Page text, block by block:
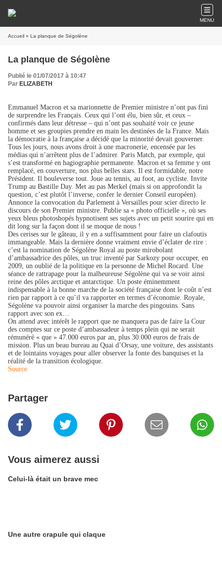
MENU
Accueil » La planque de Ségolène
La planque de Ségolène
Publié le 01/07/2017 à 10:47
Par ELIZABETH
Emmanuel Macron et sa marionnette de Premier ministre n’ont pas fini
de surprendre les Français. Ceux qui l’ont élu, bien sûr, et ceux –
confirmés dans leur détresse – qui n’ont pas souhaité voir ce jeune
homme et ses groupies prendre en main les destinées de la France. Mais
la démocratie à la française a décidé que la minorité devait gouverner.
Tous les jours, nous avons droit à une macronerie, encensée par les
médias qui n’arrêtent plus de l’admirer. Paris Match, par exemple, qui
s’est transformé en hagiographie permanente. Macron et sa femme y ont
remplacé, en couverture, nos plus belles stars. Il est formidable, notre
Président. Il bouleverse tout. Joue au tennis, au foot, au cycliste. Invite
Trump au Bastille Day. Met au pas Merkel (mais si on approfondit la
question, c’est plutôt l’inverse, confer le dernier Conseil européen).
Annonce la convocation du Parlement à Versailles pour scier directo le
discours de son Premier ministre. Publie sa « photo officielle », où ses
yeux bleus photoshopés hypnotisent ses sujets avec un petit sourire qui en
dit long sur la façon dont il se moque de nous !
Des cerises sur le gâteau, il y en a suffisamment pour faire un clafoutis
immangeable. Mais la dernière donne vraiment envie d’éclater de rire :
c’est la nomination de Ségolène Royal au poste mirobolant
d’ambassadrice des pôles, un truc inventé par Sarkozy pour occuper, en
2009, un oublié de la politique en la personne de Michel Rocard. Une
séance de rattrapage pour la malheureuse Ségolène qui va se voir ainsi
reine des pôles arctique et antarctique. Un poste éminemment
indispensable à la bonne marche de la société française dont le coût n’est
rien par rapport à ce qu’il va rapporter en termes d’économie. Royale,
Ségolène va pouvoir ainsi organiser la marche des pingouins. Sans
rapport avec son ex…
On attend avec intérêt le rapport que ne manquera pas de faire la Cour
des comptes sur ce poste d’ambassadeur à temps plein qui ne serait
rémunéré « que » 47.000 euros par an, plus 30.000 euros de frais de
mission. Plus un beau bureau au Quai d’Orsay, une voiture, des assistants
et de lointains voyages pour aller observer la fonte des banquises et la
réalité de la transition écologique.
Source
Partager
Vous aimerez aussi
Celui-là était un brave mec
Une autre crapule qui claque